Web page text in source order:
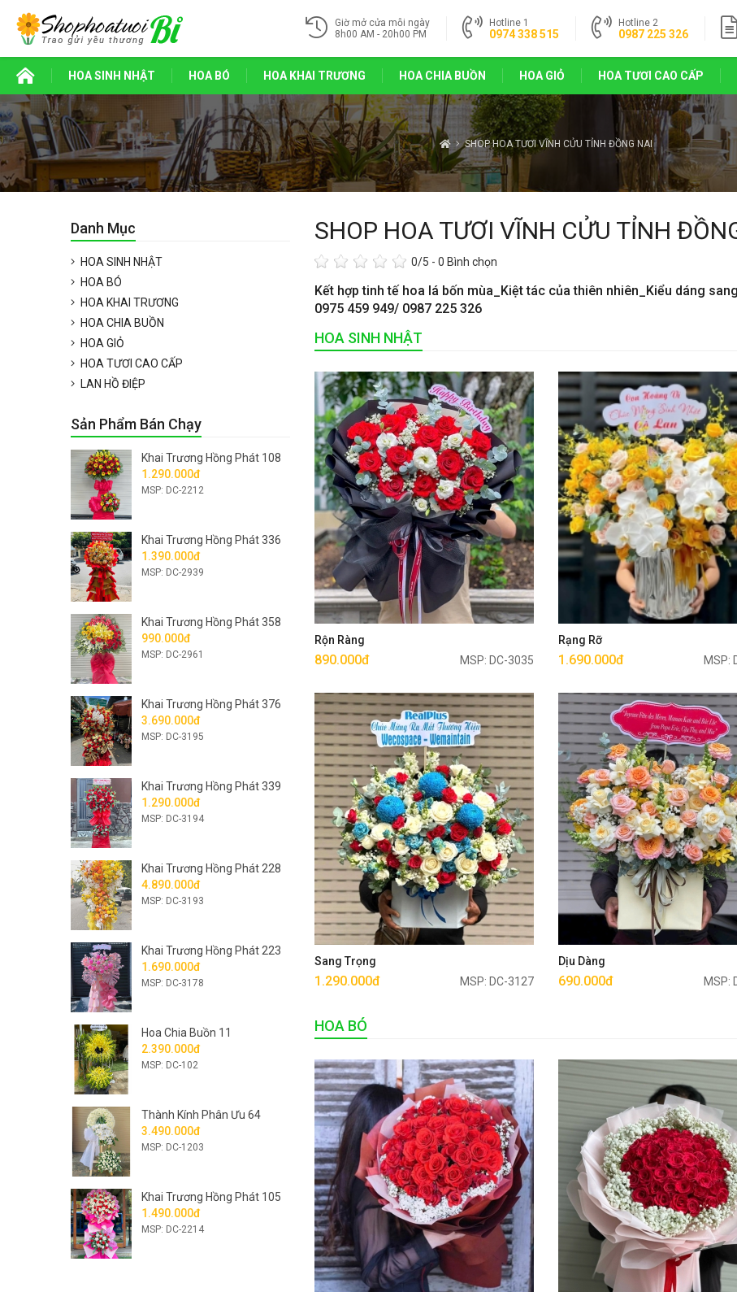
Giờ mở cửa mỗi ngày
8h00 AM - 20h00 PM
Hotline 1
0974 338 515
Hotline 2
0987 225 326
HOA SINH NHẬT HOA BÓ HOA KHAI TRƯƠNG HOA CHIA BUỒN HOA GIỎ HOA TƯƠI CAO CẤP
SHOP HOA TƯƠI VĨNH CỬU TỈNH ĐỒNG NAI
SHOP HOA TƯƠI VĨNH CỬU TỈNH
0/5 - 0 Bình chọn
Kết hợp tinh tế hoa lá bốn mùa_Kiệt tác của thiên nhiên_Kiểu dáng
0975 459 949/ 0987 225 326
HOA SINH NHẬT
Rộn Ràng
890.000đ MSP: DC-3035
Mua ngay
Rạng Rỡ
1.690.000đ MSP:
Mua ngay
Sang Trọng
1.290.000đ MSP: DC-3127
Mua ngay
Dịu Dàng
690.000đ MSP:
Mua ngay
HOA BÓ
Danh Mục
HOA SINH NHẬT
HOA BÓ
HOA KHAI TRƯƠNG
HOA CHIA BUỒN
HOA GIỎ
HOA TƯƠI CAO CẤP
LAN HỒ ĐIỆP
Sản Phẩm Bán Chạy
Khai Trương Hồng Phát 108
1.290.000đ
MSP: DC-2212
Khai Trương Hồng Phát 336
1.390.000đ
MSP: DC-2939
Khai Trương Hồng Phát 358
990.000đ
MSP: DC-2961
Khai Trương Hồng Phát 376
3.690.000đ
MSP: DC-3195
Khai Trương Hồng Phát 339
1.290.000đ
MSP: DC-3194
Khai Trương Hồng Phát 228
4.890.000đ
MSP: DC-3193
Khai Trương Hồng Phát 223
1.690.000đ
MSP: DC-3178
Hoa Chia Buồn 11
2.390.000đ
MSP: DC-102
Thành Kính Phân Ưu 64
3.490.000đ
MSP: DC-1203
Khai Trương Hồng Phát 105
1.490.000đ
MSP: DC-2214